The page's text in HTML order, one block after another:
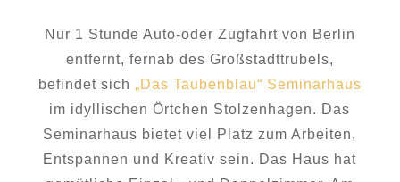
Nur 1 Stunde Auto-oder Zugfahrt von Berlin
entfernt, fernab des Großstadttrubels,
befindet sich „Das Taubenblau“ Seminarhaus
im idyllischen Örtchen Stolzenhagen. Das
Seminarhaus bietet viel Platz zum Arbeiten,
Entspannen und Kreativ sein. Das Haus hat